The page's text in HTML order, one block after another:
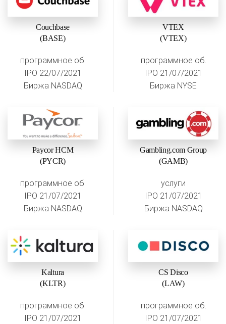
Couchbase
(BASE)
программное об.
IPO 22/07/2021
Биржа NASDAQ
VTEX
(VTEX)
программное об.
IPO 21/07/2021
Биржа NYSE
Paycor HCM
(PYCR)
программное об.
IPO 21/07/2021
Биржа NASDAQ
Gambling.com Group
(GAMB)
услуги
IPO 21/07/2021
Биржа NASDAQ
Kaltura
(KLTR)
программное об.
IPO 21/07/2021
CS Disco
(LAW)
программное об.
IPO 21/07/2021